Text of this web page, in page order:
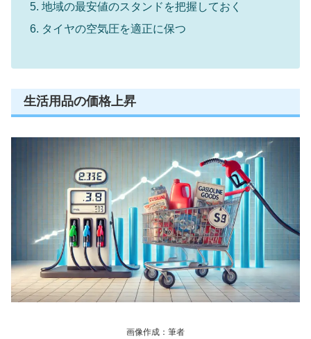
地域の最安値のスタンドを把握しておく
タイヤの空気圧を適正に保つ
生活用品の価格上昇
画像作成：筆者